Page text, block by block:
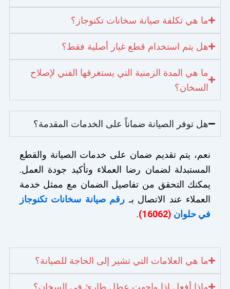
ما هي تكلفة صيانة سخانات تكنوجاز؟
هل يتم استخدام قطع غيار أصلية فقط؟
ما هي المدة الزمنية التي يستغرقها الفني لإصلاح
السخان؟
هل توفر الصيانة ضماناً على الخدمات المقدمة؟
نعم، يتم تقديم ضمان على خدمات الصيانة والقطع
المستبدلة لضمان رضا العملاء وتأكيد جودة العمل.
يمكنك التحقق من تفاصيل الضمان مع ممثل خدمة
العملاء عند الاتصال بـ رقم صيانة سخانات تكنوجاز
في حلوان (16062)
.
ما هي العلامات التي تشير إلى الحاجة للصيانة؟